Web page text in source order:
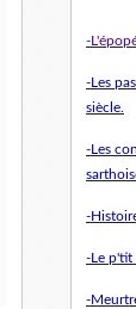
-
-Les
siècle.
-Les
-
-Le p'tit
-